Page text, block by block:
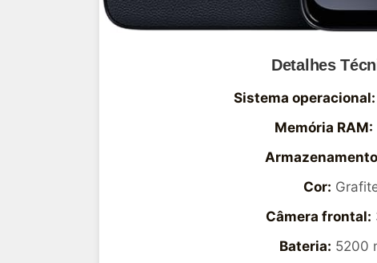
Detalhes
Sistema operacional:
Memória RAM:
Cor:
Câmera frontal:
Bateria: 5200